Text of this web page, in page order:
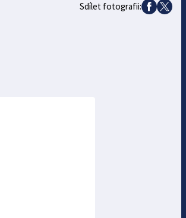
Sdílet fotografii: